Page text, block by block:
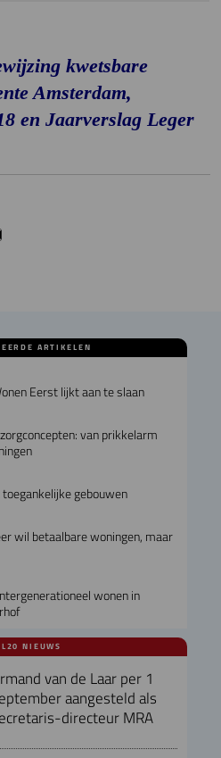
kwetsbare
Amsterdam,
en Jaarverslag Leger
ARTIKELEN
Eerst lijkt aan te slaan
van prikkelarm
gebouwen
wil betaalbare woningen, maar
wonen in
NIEUWS
van de Laar per 1
aangesteld als
directeur MRA